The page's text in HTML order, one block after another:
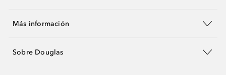
Más información
Sobre Douglas